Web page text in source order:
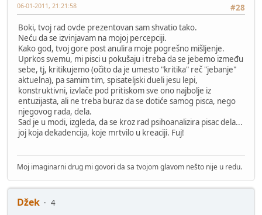
#28
06-01-2011, 21:21:58
Boki, tvoj rad ovde prezentovan sam shvatio tako.
Neću da se izvinjavam na mojoj percepciji.
Kako god, tvoj gore post anulira moje pogrešno mišljenje.
Uprkos svemu, mi pisci u pokušaju i treba da se jebemo između
sebe, tj, kritikujemo (očito da je umesto "kritika" reč "jebanje"
aktuelna), pa samim tim, spisateljski dueli jesu lepi,
konstruktivni, izvlače pod pritiskom sve ono najbolje iz
entuzijasta, ali ne treba buraz da se dotiće samog pisca, nego
njegovog rada, dela.
Sad je u modi, izgleda, da se kroz rad psihoanalizira pisac dela...
joj koja dekadencija, koje mrtvilo u kreaciji. Fuj!
Moj imaginarni drug mi govori da sa tvojom glavom nešto nije u redu.
Džek
4